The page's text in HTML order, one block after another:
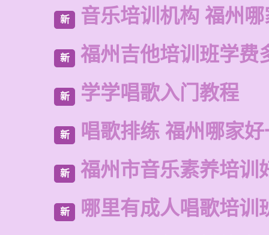
新 音乐培训机构 福州
新 福州吉他培训班学费
新 学学唱歌入门教程
新 唱歌排练 福州哪家
新 福州市音乐素养培训
新 哪里有成人唱歌培训